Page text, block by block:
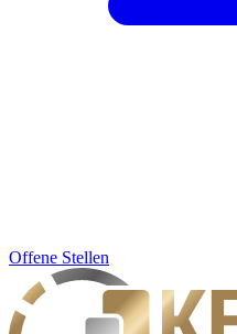
Offene Stellen